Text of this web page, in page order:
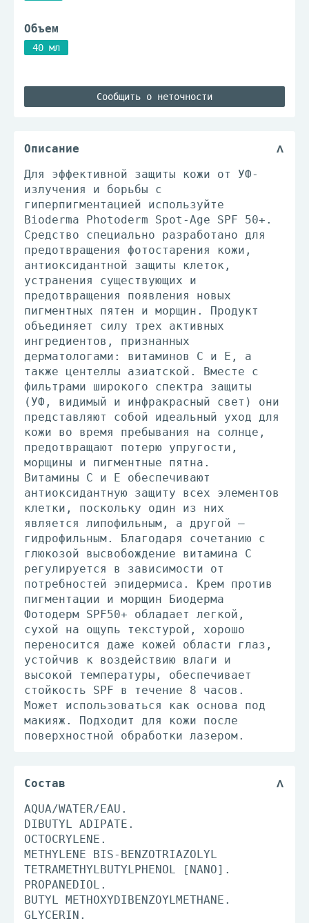
Объем
40 мл
Сообщить о неточности
Описание
Для эффективной защиты кожи от УФ-
излучения и борьбы с
гиперпигментацией используйте
Bioderma Photoderm Spot-Age SPF 50+.
Средство специально разработано для
предотвращения фотостарения кожи,
антиоксидантной защиты клеток,
устранения существующих и
предотвращения появления новых
пигментных пятен и морщин. Продукт
объединяет силу трех активных
ингредиентов, признанных
дерматологами: витаминов С и Е, а
также центеллы азиатской. Вместе с
фильтрами широкого спектра защиты
(УФ, видимый и инфракрасный свет) они
представляют собой идеальный уход для
кожи во время пребывания на солнце,
предотвращают потерю упругости,
морщины и пигментные пятна.
Витамины С и Е обеспечивают
антиоксидантную защиту всех элементов
клетки, поскольку один из них
является липофильным, а другой –
гидрофильным. Благодаря сочетанию с
глюкозой высвобождение витамина С
регулируется в зависимости от
потребностей эпидермиса. Крем против
пигментации и морщин Биодерма
Фотодерм SPF50+ обладает легкой,
сухой на ощупь текстурой, хорошо
переносится даже кожей области глаз,
устойчив к воздействию влаги и
высокой температуры, обеспечивает
стойкость SPF в течение 8 часов.
Может использоваться как основа под
макияж. Подходит для кожи после
поверхностной обработки лазером.
Состав
AQUA/WATER/EAU.
DIBUTYL ADIPATE.
OCTOCRYLENE.
METHYLENE BIS-BENZOTRIAZOLYL
TETRAMETHYLBUTYLPHENOL [NANO].
PROPANEDIOL.
BUTYL METHOXYDIBENZOYLMETHANE.
GLYCERIN.